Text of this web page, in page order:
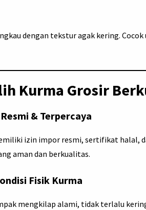
dengan tekstur agak kering.
Kurma Grosir
& Terpercaya
izin impor resmi, sertifikat halal,
aman dan berkualitas.
Fisik Kurma
mengkilap alami, tidak terlalu